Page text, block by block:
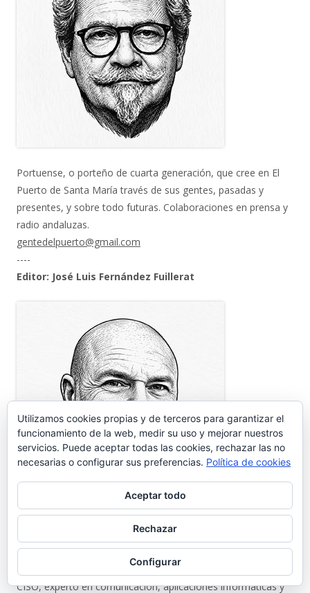
Portuense, o porteño de cuarta generación, que cree en El
Puerto de Santa María través de sus gentes, pasadas y
presentes, y sobre todo futuras. Colaboraciones en prensa y
radio andaluzas.
gentedelpuerto@gmail.com
----
Editor: José Luis Fernández Fuillerat
Portuense de adopción establecido hace mas de 35 años en
nuestra Ciudad. Impulsor de diferentes proyectos
empresariales relacionados con las nuevas tecnologías, es
CISO, experto en comunicación, aplicaciones informáticas y
Utilizamos cookies propias y de terceros para garantizar el
funcionamiento de la web, medir su uso y mejorar nuestros
servicios. Puede aceptar todas las cookies, rechazar las no
necesarias o configurar sus preferencias. Política de cookies
Aceptar todo
Rechazar
Configurar